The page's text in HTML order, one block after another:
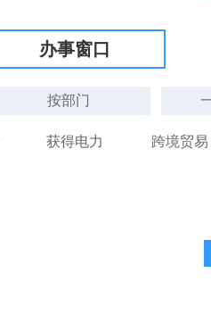
办事窗口
按部门
获得电力 跨境贸易